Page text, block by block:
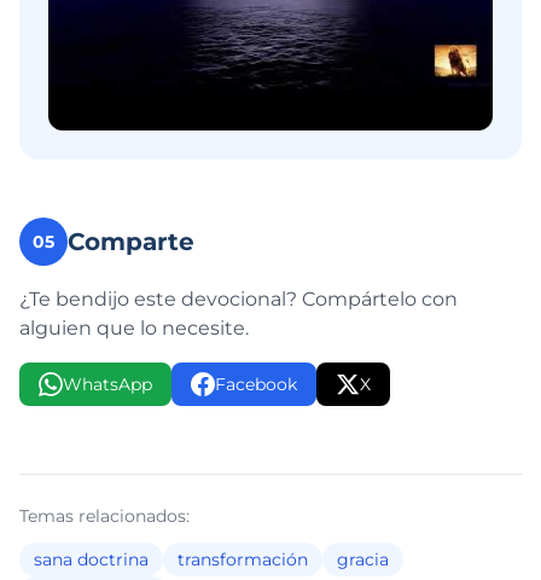
05 Comparte
¿Te bendijo este devocional? Compártelo con
alguien que lo necesite.
WhatsApp Facebook X
Temas relacionados:
sana doctrina
transformación
gracia